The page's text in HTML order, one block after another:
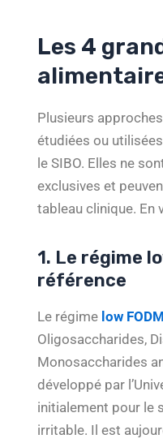
Les 4
Plusieurs
étudiées ou
le SIBO. Elles ne
exclusives et
tableau clinique. En
1. Le régime
référence
Le régime low
Oligosaccharides,
Monosaccharides
développé par
initialement pour le
irritable. Il est